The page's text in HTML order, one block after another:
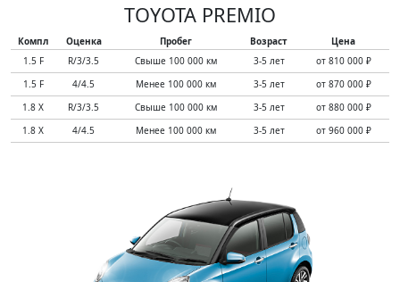
TOYOTA PREMIO
Компл Оценка Пробег Возраст
Цена
1.5 F
R/3/3.5 Свыше 100 000 км 3-5 лет
от 810 000 ₽
1.5 F
4/4.5 Менее 100 000 км 3-5 лет
от 870 000 ₽
1.8 X
R/3/3.5 Свыше 100 000 км 3-5 лет
от 880 000 ₽
1.8 X
4/4.5 Менее 100 000 км 3-5 лет от 960 000 ₽